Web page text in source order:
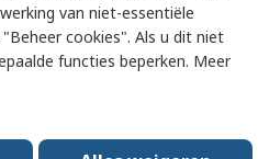
van niet-essentiële
cookies". Als u dit niet
functies beperken. Meer